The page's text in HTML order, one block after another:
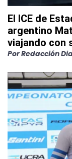
El ICE de
argentino
viajando con
PorRedacción